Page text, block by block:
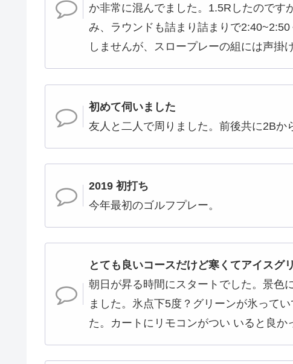
か非常に混んでました。1.5Rしたのです
み、ラウンドも詰まり詰まりで
しませんが、スロープレーの組には声掛
初めて伺いました
友人と二人で周りました。前後共に2Bか
2019 初打ち
今年最初のゴルフプレー。
とても良いコースだけど寒くてアイスグ
朝日が昇る時間にスタートでした。景色
ました。氷点下5度？グリーンが氷って
た。カートにリモコンがつい いると良か